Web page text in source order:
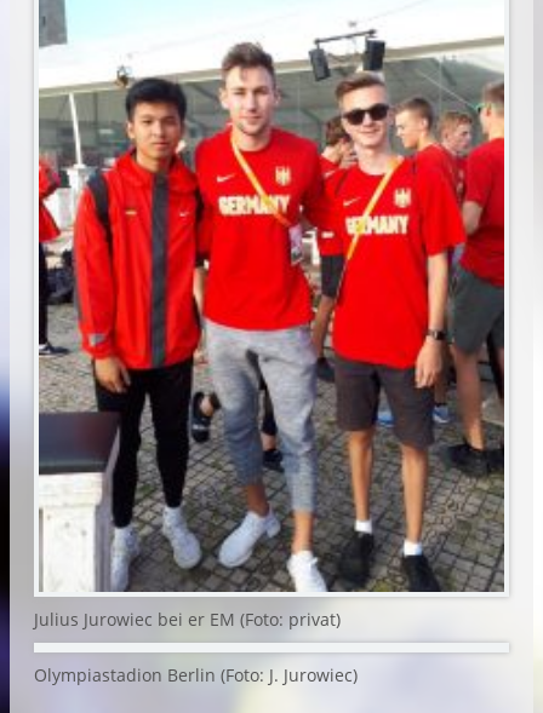
Julius Jurowiec bei er EM (Foto: privat)
Olympiastadion Berlin (Foto: J. Jurowiec)